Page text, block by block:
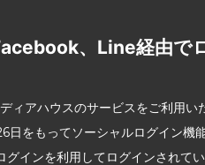
、Line経由で
ィアハウスのサービスをご利用い
日をもってソーシャルログイン機
グインを利用してログインされて